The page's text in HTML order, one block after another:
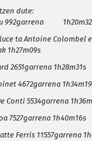
dute:
992garrena
ta Antoine Colombel
1h27m09s
2651garrena 1h28m31s
4672garrena
Conti 5534garrena
7527garrena 1h40m16s
Ferris 11557garrena